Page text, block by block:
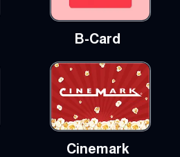
B-Card
Cinemark